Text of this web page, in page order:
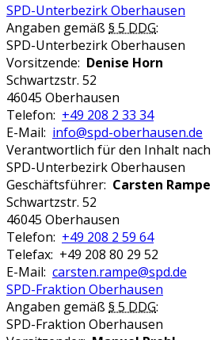
SPD-Unterbezirk Oberhausen
Angaben gemäß § 5 DDG:
SPD-Unterbezirk Oberhausen
Vorsitzende: Denise Horn
Schwartzstr. 52
46045 Oberhausen
Telefon: +49 208 2 33 34
E-Mail: info@spd-oberhausen.de
Verantwortlich für den Inhalt nach
SPD-Unterbezirk Oberhausen
Geschäftsführer: Carsten Rampe
Schwartzstr. 52
46045 Oberhausen
Telefon: +49 208 2 59 64
Telefax: +49 208 80 29 52
E-Mail: carsten.rampe@spd.de
SPD-Fraktion Oberhausen
Angaben gemäß § 5 DDG:
SPD-Fraktion Oberhausen